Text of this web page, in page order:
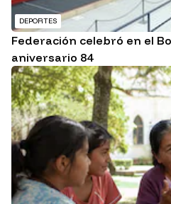
DEPORTES
Federación celebró en el
aniversario 84